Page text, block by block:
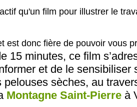
qu'un film pour illustrer le
est donc fière de pouvoir vous
15 minutes, ce film
et de le sensibiliser
pelouses sèches, au
Montagne Saint-Pierre à